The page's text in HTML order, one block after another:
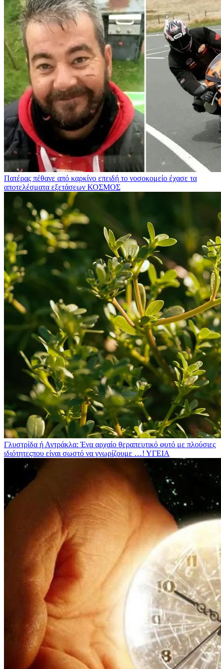
Πατέρας πέθανε από καρκίνο επειδή το νοσοκομείο έχασε τα
αποτελέσματα εξετάσεων ΚΟΣΜΟΣ
Γλυστρίδα ή Αντράκλα: Ένα αρχαίο θεραπευτικό φυτό με πλούσιες
ιδιότητεςπου είναι σωστό να γνωρίζουμε …! ΥΓΕΙΑ